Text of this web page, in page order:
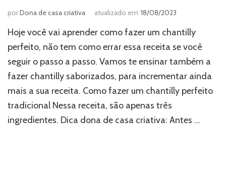
porDona de casa criativa atualizado em 18/08/2023
Hoje você vai aprender como fazer um chantilly
perfeito, não tem como errar essa receita se você
seguir o passo a passo. Vamos te ensinar também a
fazer chantilly saborizados, para incrementar ainda
mais a sua receita. Como fazer um chantilly perfeito
tradicional Nessa receita, são apenas três
ingredientes. Dica dona de casa criativa: Antes …